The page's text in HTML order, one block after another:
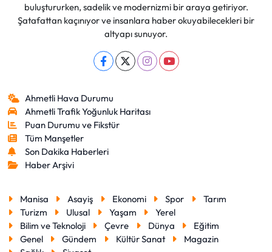
buluştururken, sadelik ve modernizmi bir araya getiriyor.
Şatafattan kaçınıyor ve insanlara haber okuyabilecekleri bir
altyapı sunuyor.
Ahmetli Hava Durumu
Ahmetli Trafik Yoğunluk Haritası
Puan Durumu ve Fikstür
Tüm Manşetler
Son Dakika Haberleri
Haber Arşivi
Manisa Asayiş Ekonomi Spor
Tarım
Turizm
Ulusal Yaşam
Yerel
Bilim ve Teknoloji
Çevre Dünya
Eğitim
Genel
Gündem Kültür Sanat
Magazin